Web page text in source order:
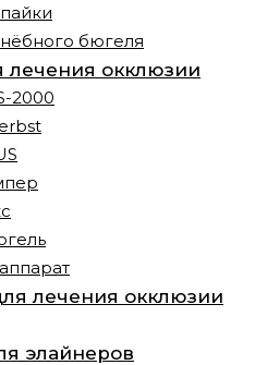
бюгеля
лечения окклюзии
2000
лечения окклюзии
элайнеров